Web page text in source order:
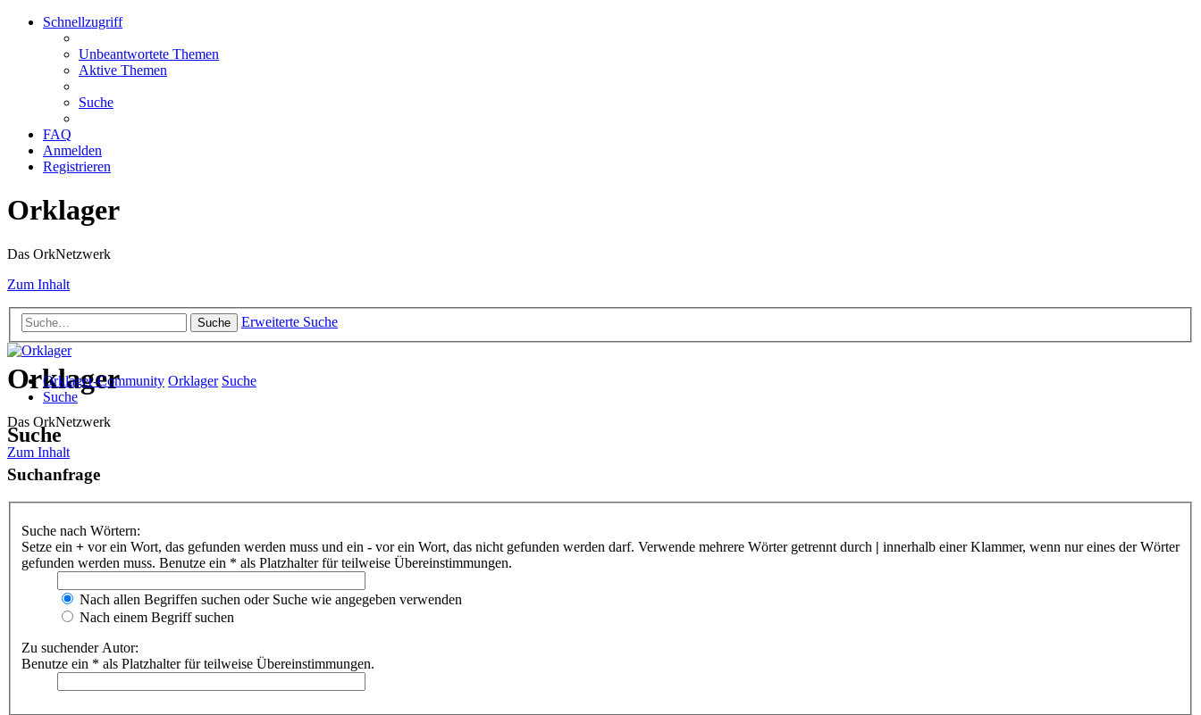
Schnellzugriff
Unbeantwortete Themen
Aktive Themen
Suche
FAQ
Anmelden
Registrieren
Orklager
Das OrkNetzwerk
Zum Inhalt
Suche Erweiterte Suche
Orklager
Das OrkNetzwerk
Zum Inhalt
Orklager-Community Orklager Suche
Suche
Suche
Suchanfrage
Suche nach Wörtern:
Setze ein + vor ein Wort, das gefunden werden muss und ein - vor ein Wort, das nicht gefunden werden darf. Verwende mehrere Wörter getrennt durch | innerhalb einer Klammer, wenn nur eines der Wörter
gefunden werden muss. Benutze ein * als Platzhalter für teilweise Übereinstimmungen.
Nach allen Begriffen suchen oder Suche wie angegeben verwenden
Nach einem Begriff suchen
Zu suchender Autor:
Benutze ein * als Platzhalter für teilweise Übereinstimmungen.